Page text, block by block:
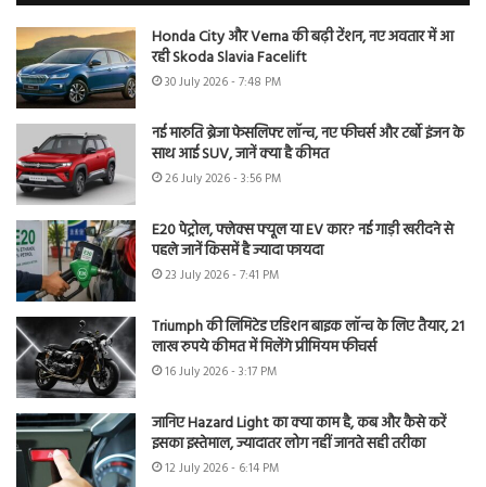
Honda City और Verna की बढ़ी टेंशन, नए अवतार में आ
रही Skoda Slavia Facelift
30 July 2026 - 7:48 PM
नई मारुति ब्रेजा फेसलिफ्ट लॉन्च, नए फीचर्स और टर्बो इंजन के
साथ आई SUV, जानें क्या है कीमत
26 July 2026 - 3:56 PM
E20 पेट्रोल, फ्लेक्स फ्यूल या EV कार? नई गाड़ी खरीदने से
पहले जानें किसमें है ज्यादा फायदा
23 July 2026 - 7:41 PM
Triumph की लिमिटेड एडिशन बाइक लॉन्च के लिए तैयार, 21
लाख रुपये कीमत में मिलेंगे प्रीमियम फीचर्स
16 July 2026 - 3:17 PM
जानिए Hazard Light का क्या काम है, कब और कैसे करें
इसका इस्तेमाल, ज्यादातर लोग नहीं जानते सही तरीका
12 July 2026 - 6:14 PM